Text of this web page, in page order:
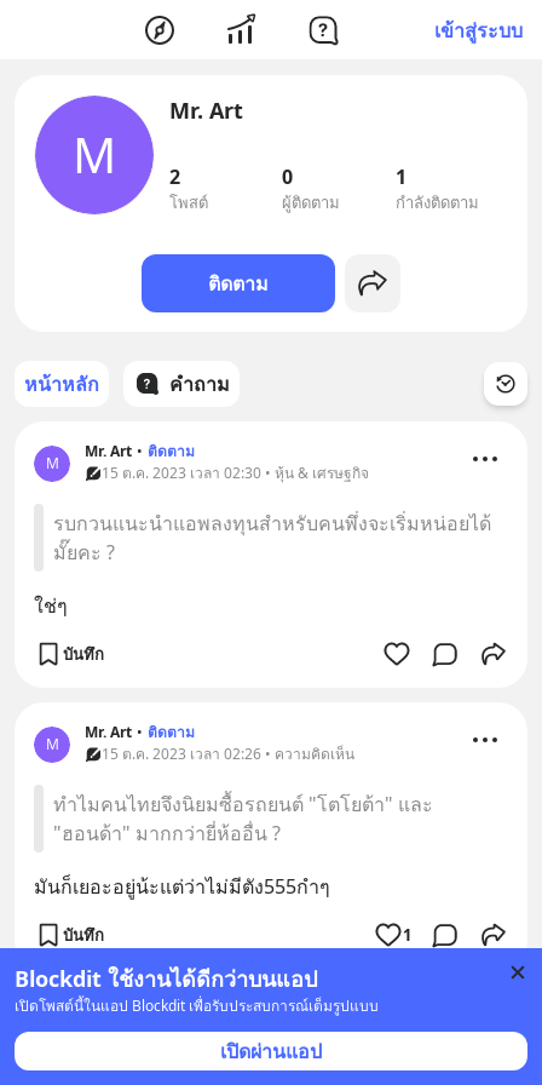
เข้าสู่ระบบ
Blockdit ใช้งานได้ดีกว่าบนแอป
เปิดโพสต์นี้ในแอป Blockdit เพื่อรับประสบการณ์เต็มรูปแบบ
เปิดผ่านแอป
M
Mr. Art
2
โพสต์
0
ผู้ติดตาม
1
กำลังติดตาม
ติดตาม
หน้าหลัก คำถาม
M
Mr. Art • ติดตาม
15 ต.ค. 2023 เวลา 02:30 • หุ้น & เศรษฐกิจ
รบกวนแนะนำแอพลงทุนสำหรับคนพึ่งจะเริ่มหน่อยได้
มั๊ยคะ ?
ใช่ๆ
บันทึก
M
Mr. Art • ติดตาม
15 ต.ค. 2023 เวลา 02:26 • ความคิดเห็น
ทำไมคนไทยจึงนิยมซื้อรถยนต์ "โตโยต้า" และ
"ฮอนด้า" มากกว่ายี่ห้ออื่น ?
มันก็เยอะอยู่น้ะแต่ว่าไม่มีตัง555กำๆ
บันทึก 1